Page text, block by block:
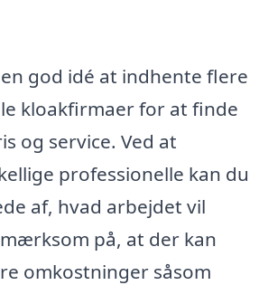
god idé at indhente flere
kloakfirmaer for at finde
og service. Ved at
professionelle kan du
af, hvad arbejdet vil
på, at der kan
omkostninger såsom